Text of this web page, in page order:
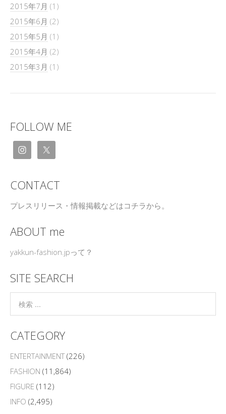
2015年7月 (1)
2015年6月 (2)
2015年5月 (1)
2015年4月 (2)
2015年3月 (1)
FOLLOW ME
CONTACT
プレスリリース・情報掲載などはコチラから。
ABOUT me
yakkun-fashion.jpって？
SITE SEARCH
CATEGORY
ENTERTAINMENT(226)
FASHION (11,864)
FIGURE (112)
INFO (2,495)